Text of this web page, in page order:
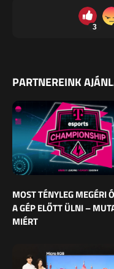
3
PARTNEREINK
MOST TÉNYLEG MEGÉRI
A GÉP ELŐTT ÜLNI –
MIÉRT